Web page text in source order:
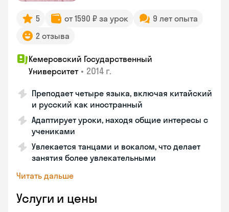
5 от 1590 ₽ за урок
9 лет опыта
2 отзыва
Кемеровский Государственный
Университет • 2014 г.
Преподает четыре языка, включая китайский
и русский как иностранный
Адаптирует уроки, находя общие интересы с
учениками
Увлекается танцами и вокалом, что делает
занятия более увлекательными
Читать дальше
Услуги и цены